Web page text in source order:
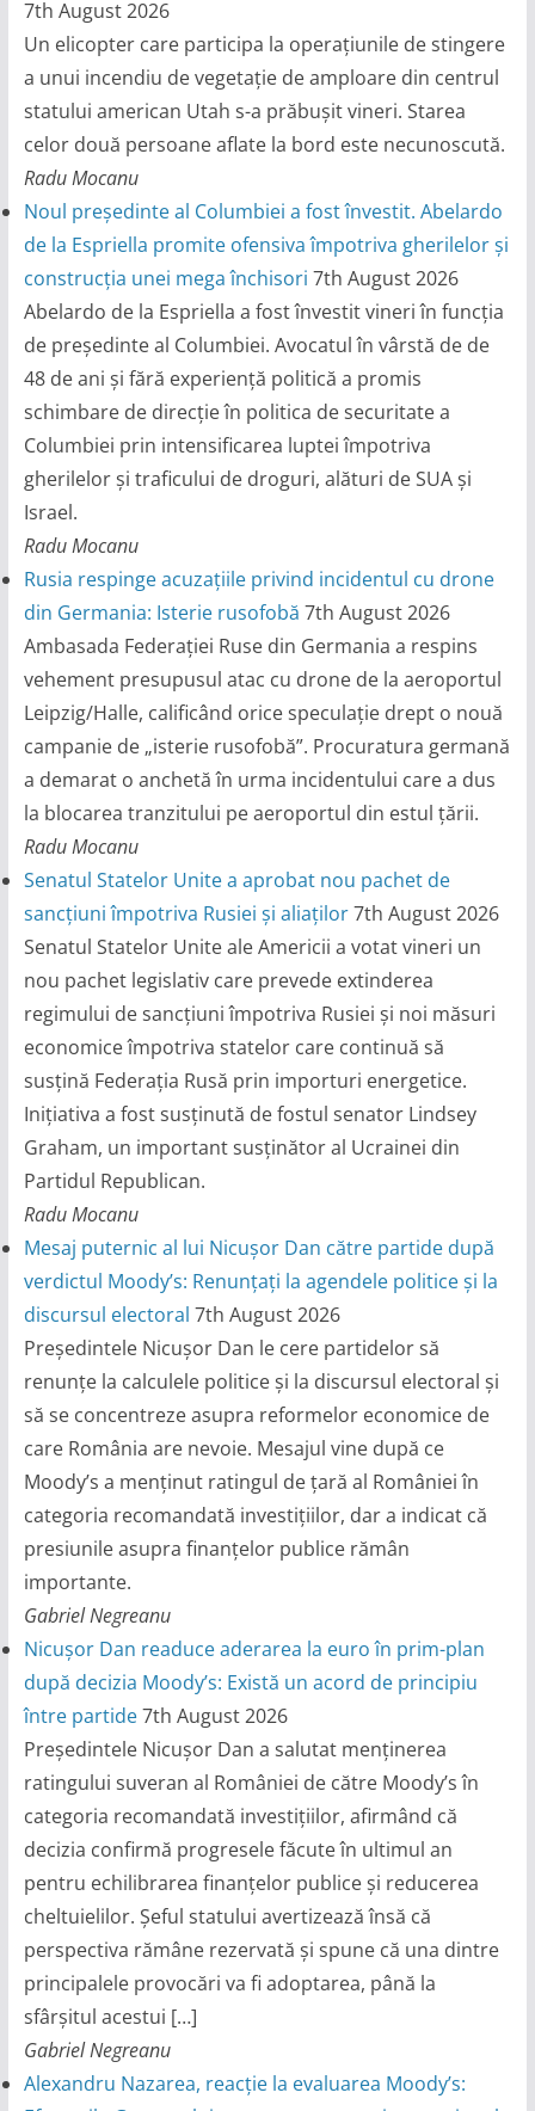
7th August 2026
Un elicopter care participa la operațiunile de stingere
a unui incendiu de vegetație de amploare din centrul
statului american Utah s-a prăbușit vineri. Starea
celor două persoane aflate la bord este necunoscută.
Radu Mocanu
Noul președinte al Columbiei a fost învestit. Abelardo
de la Espriella promite ofensiva împotriva gherilelor și
construcția unei mega închisori 7th August 2026
Abelardo de la Espriella a fost învestit vineri în funcția
de președinte al Columbiei. Avocatul în vârstă de de
48 de ani și fără experiență politică a promis
schimbare de direcție în politica de securitate a
Columbiei prin intensificarea luptei împotriva
gherilelor și traficului de droguri, alături de SUA și
Israel.
Radu Mocanu
Rusia respinge acuzațiile privind incidentul cu drone
din Germania: Isterie rusofobă 7th August 2026
Ambasada Federației Ruse din Germania a respins
vehement presupusul atac cu drone de la aeroportul
Leipzig/Halle, calificând orice speculație drept o nouă
campanie de „isterie rusofobă”. Procuratura germană
a demarat o anchetă în urma incidentului care a dus
la blocarea tranzitului pe aeroportul din estul țării.
Radu Mocanu
Senatul Statelor Unite a aprobat nou pachet de
sancțiuni împotriva Rusiei și aliaților7th August 2026
Senatul Statelor Unite ale Americii a votat vineri un
nou pachet legislativ care prevede extinderea
regimului de sancțiuni împotriva Rusiei și noi măsuri
economice împotriva statelor care continuă să
susțină Federația Rusă prin importuri energetice.
Inițiativa a fost susținută de fostul senator Lindsey
Graham, un important susținător al Ucrainei din
Partidul Republican.
Radu Mocanu
Mesaj puternic al lui Nicușor Dan către partide după
verdictul Moody’s: Renunțați la agendele politice și la
discursul electoral 7th August 2026
Președintele Nicușor Dan le cere partidelor să
renunțe la calculele politice și la discursul electoral și
să se concentreze asupra reformelor economice de
care România are nevoie. Mesajul vine după ce
Moody’s a menținut ratingul de țară al României în
categoria recomandată investițiilor, dar a indicat că
presiunile asupra finanțelor publice rămân
importante.
Gabriel Negreanu
Nicușor Dan readuce aderarea la euro în prim-plan
după decizia Moody’s: Există un acord de principiu
între partide7th August 2026
Președintele Nicușor Dan a salutat menținerea
ratingului suveran al României de către Moody’s în
categoria recomandată investițiilor, afirmând că
decizia confirmă progresele făcute în ultimul an
pentru echilibrarea finanțelor publice și reducerea
cheltuielilor. Șeful statului avertizează însă că
perspectiva rămâne rezervată și spune că una dintre
principalele provocări va fi adoptarea, până la
sfârșitul acestui […]
Gabriel Negreanu
Alexandru Nazarea, reacție la evaluarea Moody’s: